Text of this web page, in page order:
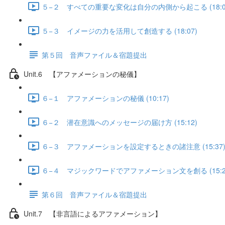
５−２ すべての重要な変化は自分の内側から起こる
５−３ イメージの力を活用して創造する (18:07)
第５回 音声ファイル＆宿題提出
Unit.6 【アファメーションの秘儀】
６−１ アファメーションの秘儀 (10:17)
６−２ 潜在意識へのメッセージの届け方 (15:12)
６−３ アファメーションを設定するときの諸注意 (15:37)
６−４ マジックワードでアファメーション文を創る
第６回 音声ファイル＆宿題提出
Unit.7 【非言語によるアファメーション】